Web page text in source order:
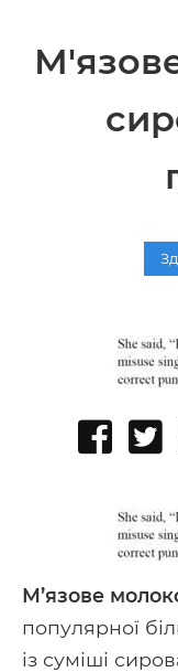
Share
М’язове
популярної
із суміші